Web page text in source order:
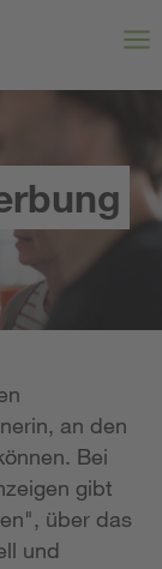
an den
Bei
gibt
über das
und